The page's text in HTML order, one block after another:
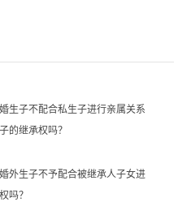
生子不配合私生子进行亲属关系
的继承权吗？
外生子不予配合被继承人子女进
吗？